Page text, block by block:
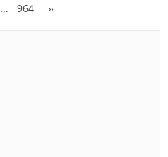
… 964 »